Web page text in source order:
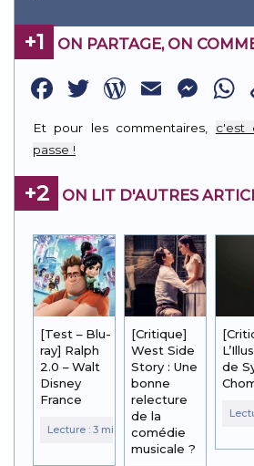
+1 ON PARTAGE, ON
Facebook
TwitterEmail
Et pour les commentaires, c'est
passe !
+2 ON LIT D'AUTRES
[Test – Blu-
ray] Ralph
2.0 – Walt
Disney
France
[Critique]
West Side
Story : Une
bonne
relecture
de la
comédie
musicale ?
de